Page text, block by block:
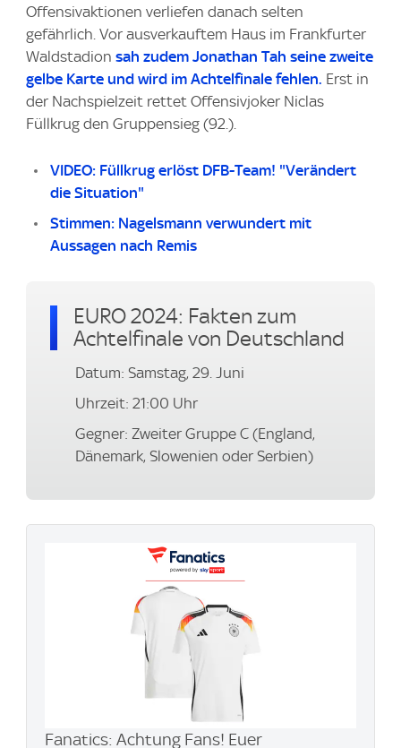
Offensivaktionen verliefen danach selten
gefährlich. Vor ausverkauftem Haus im Frankfurter
Waldstadion sah zudem Jonathan Tah seine zweite
gelbe Karte und wird im Achtelfinale fehlen. Erst in
der Nachspielzeit rettet Offensivjoker Niclas
Füllkrug den Gruppensieg (92.).
VIDEO: Füllkrug erlöst DFB-Team! "Verändert
die Situation"
Stimmen: Nagelsmann verwundert mit
Aussagen nach Remis
EURO 2024: Fakten zum
Achtelfinale von Deutschland
Datum: Samstag, 29. Juni
Uhrzeit: 21:00 Uhr
Gegner: Zweiter Gruppe C (England,
Dänemark, Slowenien oder Serbien)
Fanatics: Achtung Fans! Euer